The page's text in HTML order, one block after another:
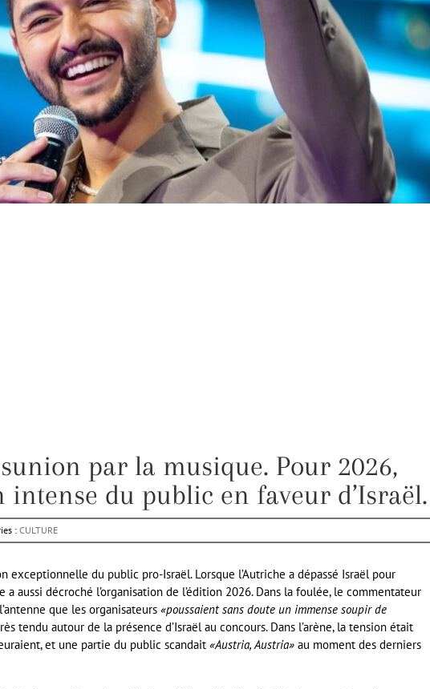
par la musique. Pour 2026,
du public en faveur d’Israël.
:CULTURE
exceptionnelle du public pro-Israël. Lorsque l’Autriche a dépassé Israël pour
a aussi décroché l’organisation de l’édition 2026. Dans la foulée, le commentateur
que les organisateurs «poussaient sans doute un immense soupir de
tendu autour de la présence d’Israël au concours. Dans l’arène, la tension était
et une partie du public scandait «Austria, Austria» au moment des derniers